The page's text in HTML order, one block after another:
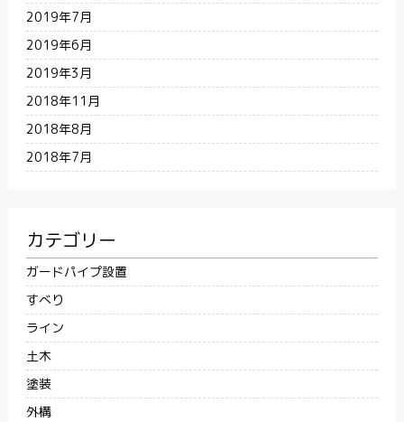
2019年7月
2019年6月
2019年3月
2018年11月
2018年8月
2018年7月
カテゴリー
ガードパイプ設置
すべり
ライン
土木
塗装
外構